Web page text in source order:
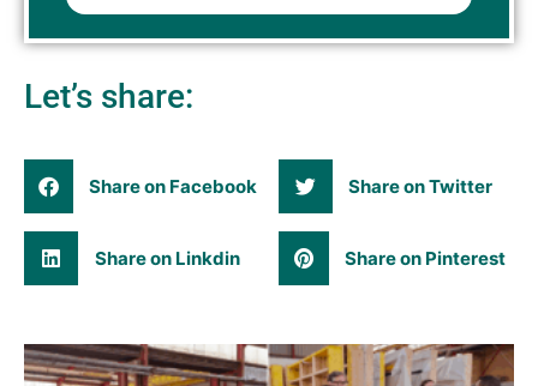
Let’s share:
Share on Facebook Share on Twitter
Share on Linkdin Share on Pinterest